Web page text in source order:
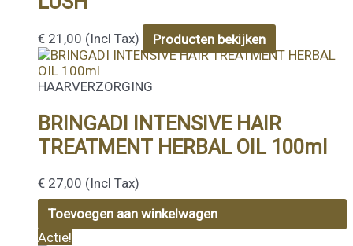
€ 21,00 (Incl Tax) Producten bekijken
HAARVERZORGING
BRINGADI INTENSIVE HAIR
TREATMENT HERBAL OIL 100ml
€ 27,00 (Incl Tax)
Toevoegen aan winkelwagen
Actie!